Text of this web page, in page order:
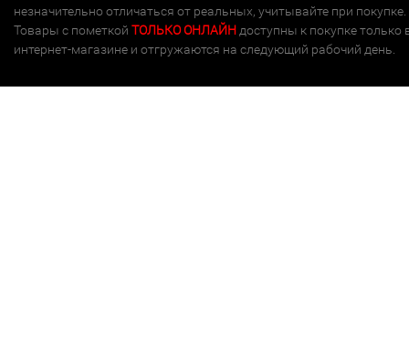
незначительно отличаться от реальных, учитывайте при покупке.
Товары с пометкой ТОЛЬКО ОНЛАЙН доступны к покупке только
интернет-магазине и отгружаются на следующий рабочий день.